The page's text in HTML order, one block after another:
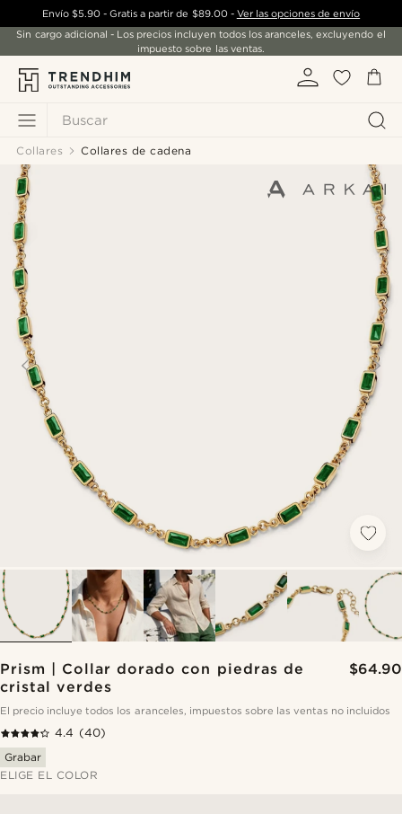
Buscar
Envío $5.90- Gratis a partir de $89.00- Ver las opciones de envío
Sin cargo adicional - Los precios incluyen todos los aranceles, excluyendo el
impuesto sobre las ventas.
Collares Collares de cadena
Prism | Collar dorado con piedras de
cristal verdes
$64.90
El precio incluye todos los aranceles, impuestos sobre las ventas no incluidos
4.4 (40)
Grabar
ELIGE EL COLOR